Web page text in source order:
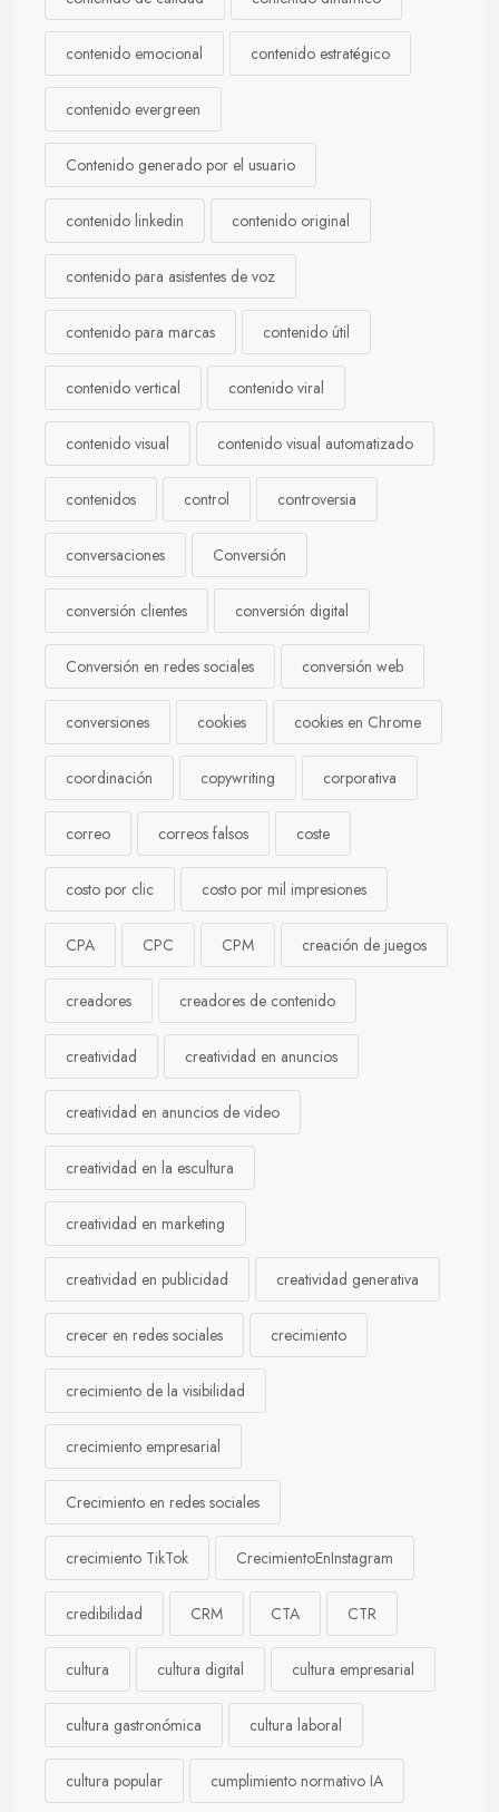
contenido emocional contenido estratégico
contenido evergreen
Contenido generado por el usuario
contenido linkedin contenido original
contenido para asistentes de voz
contenido para marcas contenido útil
contenido vertical contenido viral
contenido visual contenido visual automatizado
contenidos control controversia
conversaciones Conversión
conversión clientes conversión digital
Conversión en redes sociales conversión web
conversiones cookies cookies en Chrome
coordinación copywriting corporativa
correo correos falsos coste
costo por clic costo por mil impresiones
CPA CPC CPM creación de juegos
creadores creadores de contenido
creatividad creatividad en anuncios
creatividad en anuncios de video
creatividad en la escultura
creatividad en marketing
creatividad en publicidad creatividad generativa
crecer en redes sociales crecimiento
crecimiento de la visibilidad
crecimiento empresarial
Crecimiento en redes sociales
crecimiento TikTok CrecimientoEnInstagram
credibilidad CRM CTA CTR
cultura cultura digital cultura empresarial
cultura gastronómica cultura laboral
cultura popular cumplimiento normativo IA